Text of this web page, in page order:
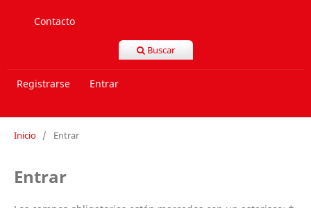
Contacto
Buscar
Registrarse Entrar
Inicio / Entrar
Entrar